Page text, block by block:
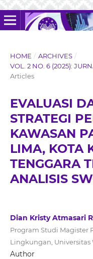
HOME / ARCHIVES /
VOL. 2 NO. 6 (2025):
Articles
EVALUASI
STRATEGI
KAWASAN
LIMA, KOTA
TENGGARA
ANALISIS
Dian Kristy Atmasari
Program Studi Magister
Lingkungan, Universitas
Author